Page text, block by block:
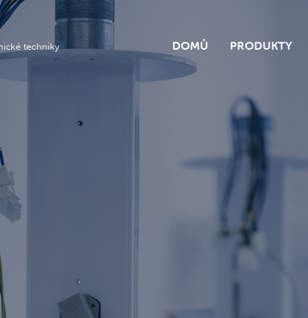
techniky DOMŮ PRODUKTY